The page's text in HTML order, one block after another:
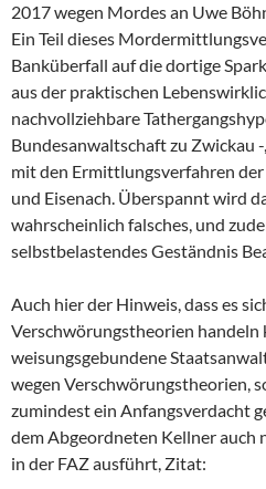
2017 wegen Mordes an Uwe
Ein Teil dieses
Banküberfall auf die dortige
aus der praktischen
nachvollziehbare
Bundesanwaltschaft zu Zwickau
mit den Ermittlungsverfahren
und Eisenach. Überspannt wird
wahrscheinlich falsches, und
selbstbelastendes Geständnis
Auch hier der Hinweis, dass es
Verschwörungstheorien handeln
weisungsgebundene
wegen Verschwörungstheorien,
zumindest ein Anfangsverdacht
dem Abgeordneten Kellner auch
in der FAZ ausführt, Zitat: